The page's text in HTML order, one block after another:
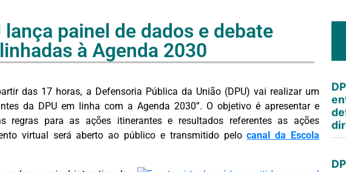
painel de dados e debate
à Agenda 2030
das 17 horas, a Defensoria Pública da União (DPU) vai realizar um
da DPU em linha com a Agenda 2030”. O objetivo é apresentar e
regras para as ações itinerantes e resultados referentes as ações
virtual será aberto ao público e transmitido pelocanal da Escola